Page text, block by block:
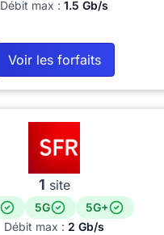
Débit max : 1.5 Gb/s
Voir les forfaits
1 site
5G
5G+
Débit max : 2 Gb/s